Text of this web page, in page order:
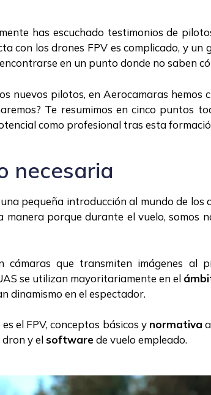
has escuchado testimonios de
con los drones FPV es complicado, y
en un punto donde no saben
nuevos pilotos, en Aerocamaras hemos
Te resumimos en cinco puntos
como profesional tras esta
necesaria
pequeña introducción al mundo de los
manera porque durante el vuelo, somos
cámaras que transmiten imágenes
se utilizan mayoritariamente en el
dinamismo en el espectador.
el FPV, conceptos básicos y normativa
y elsoftwarede vuelo empleado.